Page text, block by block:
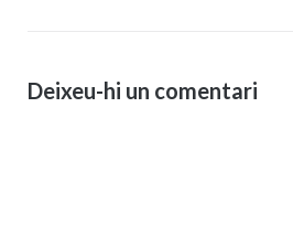
Deixeu-hi un comentari